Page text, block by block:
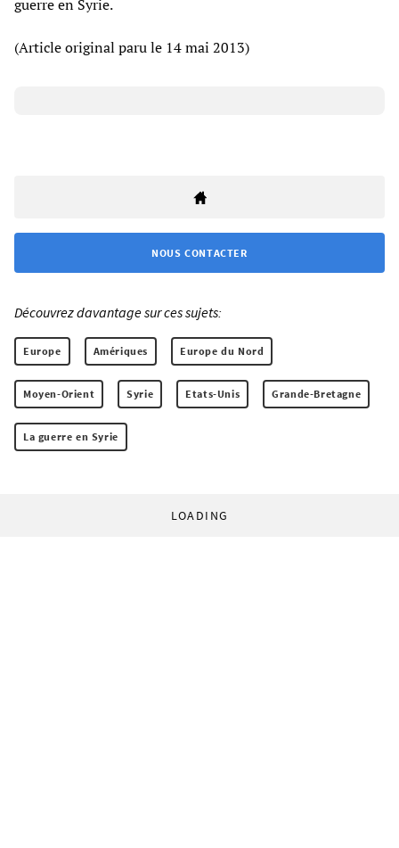
guerre en Syrie.
(Article original paru le 14 mai 2013)
NOUS CONTACTER
Découvrez davantage sur ces sujets:
Europe Amériques Europe du Nord
Moyen-Orient Syrie Etats-Unis Grande-Bretagne
La guerre en Syrie
LOADING